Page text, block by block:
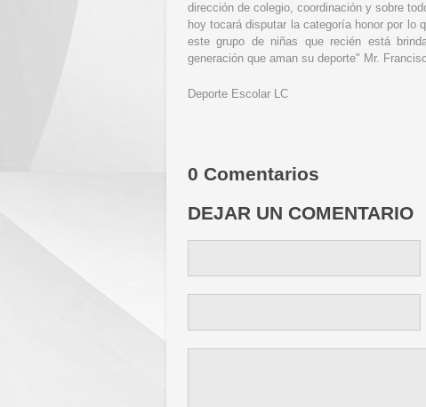
dirección de colegio, coordinación y sobre
hoy tocará disputar la categoría honor por lo
este grupo de niñas que recién está
generación que aman su deporte" Mr.
Deporte Escolar LC
0 Comentarios
DEJAR UN COMENTARIO